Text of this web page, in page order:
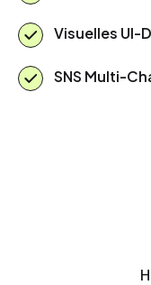
Visuelles UI-
SNS Multi-